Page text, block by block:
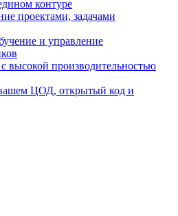
контуре
проектами, задачами
и управление
высокой производительностью
ЦОД, открытый код и